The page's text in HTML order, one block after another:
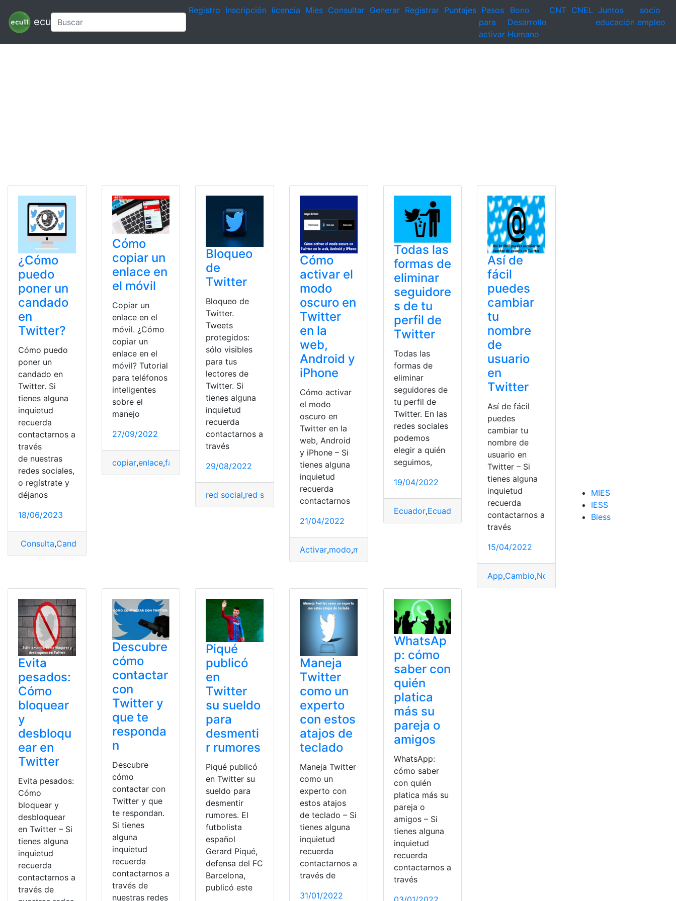
ecu11
Registro Inscripción licencia Mies Consultar Generar Registrar Puntajes Pasos
para
activar
Bono
Desarrollo
Humano
CNT CNEL Juntos
educación
socio
empleo
¿Cómo
puedo
poner un
candado
en
Twitter?
Cómo puedo
poner un
candado en
Twitter. Si
tienes alguna
inquietud
recuerda
contactarnos a
través
de nuestras
redes sociales,
o regístrate y
déjanos
18/06/2023
Consulta,Candado
Cómo
copiar un
enlace en
el móvil
Copiar un
enlace en el
móvil. ¿Cómo
copiar un
enlace en el
móvil? Tutorial
para teléfonos
inteligentes
sobre el
manejo
27/09/2022
copiar,enlace,facebook Google Drive Spotify,Twitter,Youtube
Bloqueo
de
Twitter
Bloqueo de
Twitter.
Tweets
protegidos:
sólo visibles
para tus
lectores de
Twitter. Si
tienes alguna
inquietud
recuerda
contactarnos a
través
29/08/2022
red social,red social. Redacción,Social
Cómo
activar el
modo
oscuro en
Twitter
en la
web,
Android y
iPhone
Cómo activar
el modo
oscuro en
Twitter en la
web, Android
y iPhone – Si
tienes alguna
inquietud
recuerda
contactarnos
21/04/2022
Activar,modo,modos oscuro
Todas las
formas de
eliminar
seguidore
s de tu
perfil de
Twitter
Todas las
formas de
eliminar
seguidores de
tu perfil de
Twitter. En las
redes sociales
podemos
elegir a quién
seguimos,
19/04/2022
Ecuador,Ecuador productivo, educar Ecuador EducarEcuador
Así de
fácil
puedes
cambiar
tu
nombre
de
usuario
en
Twitter
Así de fácil
puedes
cambiar tu
nombre de
usuario en
Twitter – Si
tienes alguna
inquietud
recuerda
contactarnos a
través
15/04/2022
App,Cambio,Nombre
Evita
pesados:
Cómo
bloquear
y
desbloqu
ear en
Twitter
Evita pesados:
Cómo
bloquear y
desbloquear
en Twitter – Si
tienes alguna
inquietud
recuerda
contactarnos a
través de
Descubre
cómo
contactar
con
Twitter y
que te
responda
n
Descubre
cómo
contactar con
Twitter y que
te respondan.
Si tienes
alguna
inquietud
recuerda
contactarnos a
través de
nuestras redes
Piqué
publicó
en
Twitter
su sueldo
para
desmenti
r rumores
Piqué publicó
en Twitter su
sueldo para
desmentir
rumores. El
futbolista
español
Gerard Piqué,
defensa del FC
Barcelona,
publicó este
Maneja
Twitter
como un
experto
con estos
atajos de
teclado
Maneja Twitter
como un
experto con
estos atajos
de teclado – Si
tienes alguna
inquietud
recuerda
contactarnos a
través de
31/01/2022
WhatsAp
p: cómo
saber con
quién
platica
más su
pareja o
amigos
WhatsApp:
cómo saber
con quién
platica más su
pareja o
amigos – Si
tienes alguna
inquietud
recuerda
contactarnos a
través
MIES
IESS
Biess